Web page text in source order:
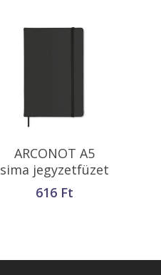
Opciók Választása
ARCONOT A5
sima jegyzetfüzet
616 Ft